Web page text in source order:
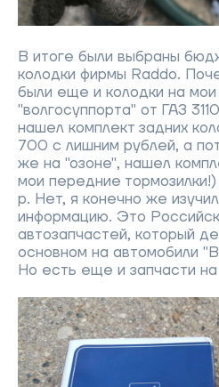
В итоге были выбраны
колодки фирмы Raddo.
были еще и колодки на
"волгосуппорта" от ГАЗ
нашел комплект задних
700 с лишним рублей, а
же на "озоне", нашел
мои передние
р. Нет, я конечно же
информацию. Это
автозапчастей, который
основном на автомобили
Но есть еще и запчасти на